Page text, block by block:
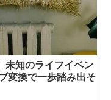
未知のライフイベン
変換で一歩踏み出そ